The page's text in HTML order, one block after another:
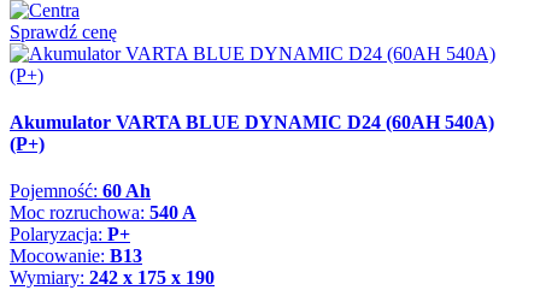
Sprawdź cenę
Akumulator VARTA BLUE DYNAMIC D24 (60AH 540A)
(P+)
Pojemność: 60 Ah
Moc rozruchowa: 540 A
Polaryzacja: P+
Mocowanie: B13
Wymiary: 242 x 175 x 190